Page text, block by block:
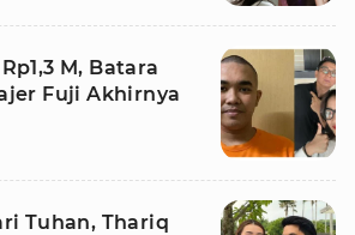
M, Batara
Fuji Akhirnya
Tuhan, Thariq